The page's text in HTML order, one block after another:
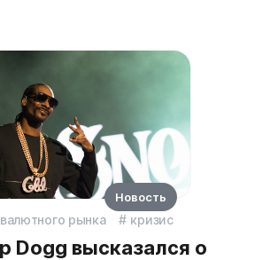
рынка кризис
Dogg высказался о
Новость